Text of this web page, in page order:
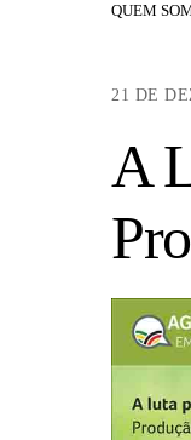
QUEM
21 DE
A